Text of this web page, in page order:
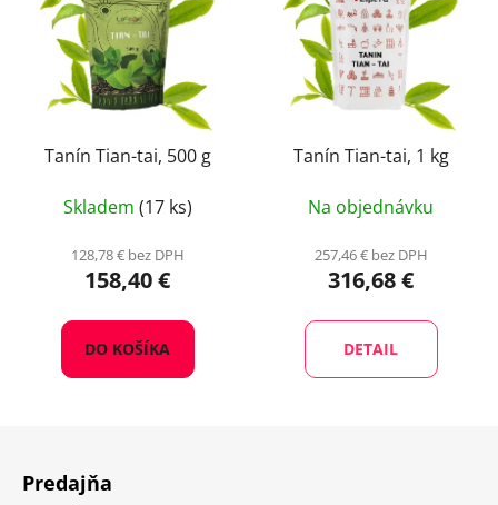
Tanín Tian-tai, 500 g
Skladem (17 ks)
128,78 € bez DPH
158,40 €
DO KOŠÍKA
Tanín Tian-tai, 1 kg
Na objednávku
257,46 € bez DPH
316,68 €
DETAIL
Predajňa